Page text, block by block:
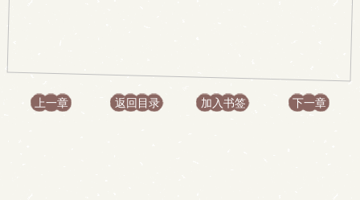
上一章 返回目录 加入书签 下一章